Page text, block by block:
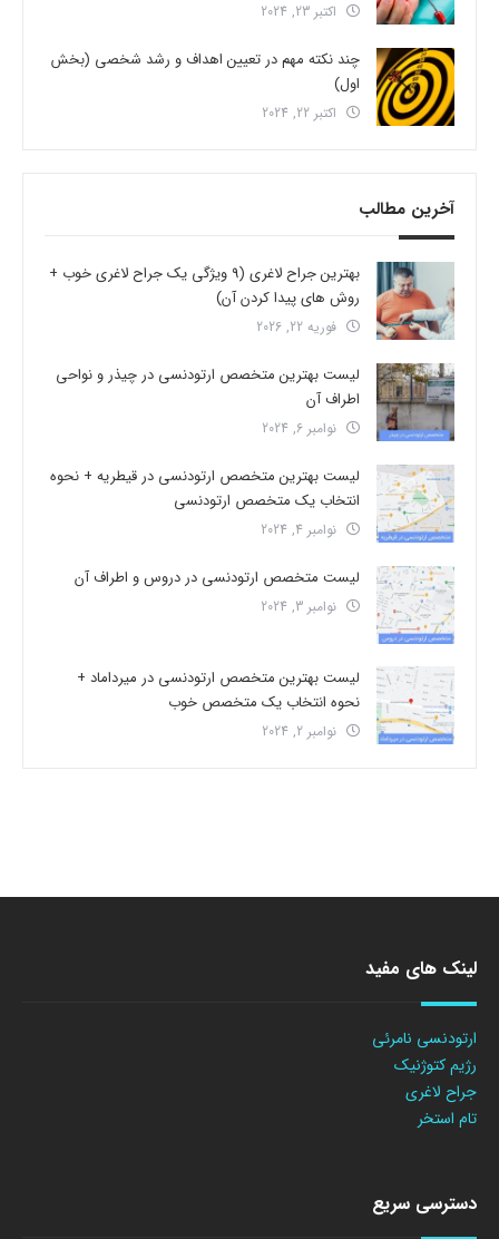
اکتبر 23, 2024
چند نکته مهم در تعیین اهداف و رشد شخصی (بخش
اول)
اکتبر 22, 2024
آخرین مطالب
بهترین جراح لاغری (9 ویژگی یک جراح لاغری خوب +
روش های پیدا کردن آن)
فوریه 22, 2026
لیست بهترین متخصص ارتودنسی در چیذر و نواحی
اطراف آن
نوامبر 6, 2024
لیست بهترین متخصص ارتودنسی در قیطریه + نحوه
انتخاب یک متخصص ارتودنسی
نوامبر 4, 2024
لیست متخصص ارتودنسی در دروس و اطراف آن
نوامبر 3, 2024
لیست بهترین متخصص ارتودنسی در میرداماد +
نحوه انتخاب یک متخصص خوب
نوامبر 2, 2024
لینک های مفید
ارتودنسی نامرئی
رژیم کتوژنیک
جراح لاغری
تام استخر
دسترسی سریع